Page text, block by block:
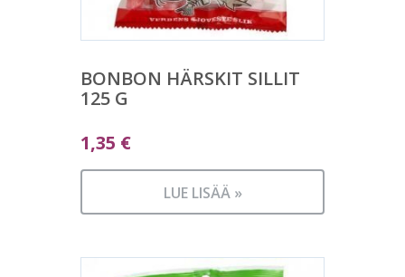
BONBON HÄRSKIT SILLIT
125 G
1,35 €
LUE LISÄÄ »